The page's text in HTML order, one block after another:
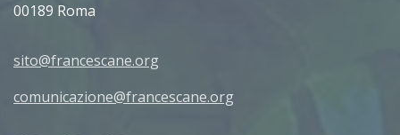
00189 Roma
sito@francescane.org
comunicazione@francescane.org